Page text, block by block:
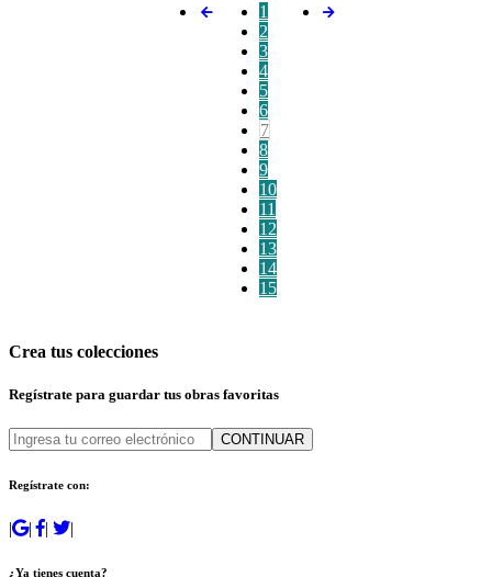
1
2
3
4
5
6
7
8
9
10
11
12
13
14
15
Crea tus colecciones
Regístrate para guardar tus obras favoritas
CONTINUAR
Regístrate con:
| | | |
¿Ya tienes cuenta?